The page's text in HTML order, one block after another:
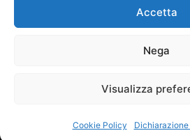
Accetta
Nega
Visualizza
Cookie Policy
P.IVA:
Mercurio Comunicazione
iscritta al Registro degli
Sito gestito daLa Digitale srl